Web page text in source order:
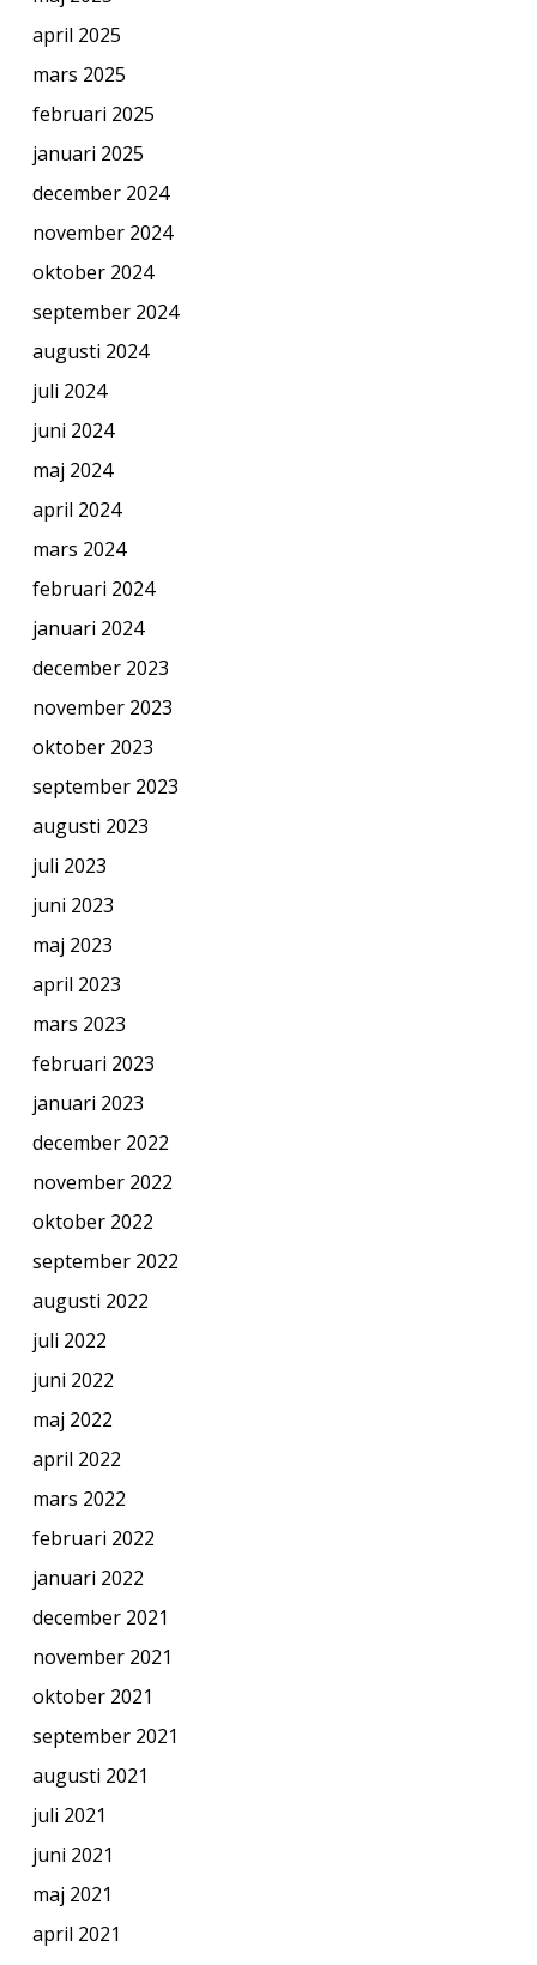
april 2025
mars 2025
februari 2025
januari 2025
december 2024
november 2024
oktober 2024
september 2024
augusti 2024
juli 2024
juni 2024
maj 2024
april 2024
mars 2024
februari 2024
januari 2024
december 2023
november 2023
oktober 2023
september 2023
augusti 2023
juli 2023
juni 2023
maj 2023
april 2023
mars 2023
februari 2023
januari 2023
december 2022
november 2022
oktober 2022
september 2022
augusti 2022
juli 2022
juni 2022
maj 2022
april 2022
mars 2022
februari 2022
januari 2022
december 2021
november 2021
oktober 2021
september 2021
augusti 2021
juli 2021
juni 2021
maj 2021
april 2021